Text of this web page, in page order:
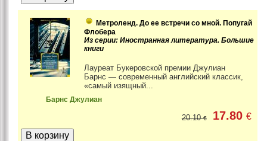
Метроленд. До ее встречи со мной. Попугай
Флобера
Из серии: Иностранная литература. Большие
книги
Лауреат Букеровской премии Джулиан
Барнс — современный английский классик,
«самый изящный...
Барнс Джулиан
20.10€ 17.80€